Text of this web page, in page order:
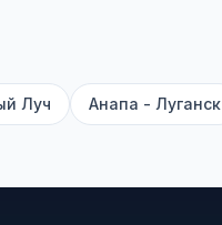
«Детали рейса»
Луч Анапа - Луганск